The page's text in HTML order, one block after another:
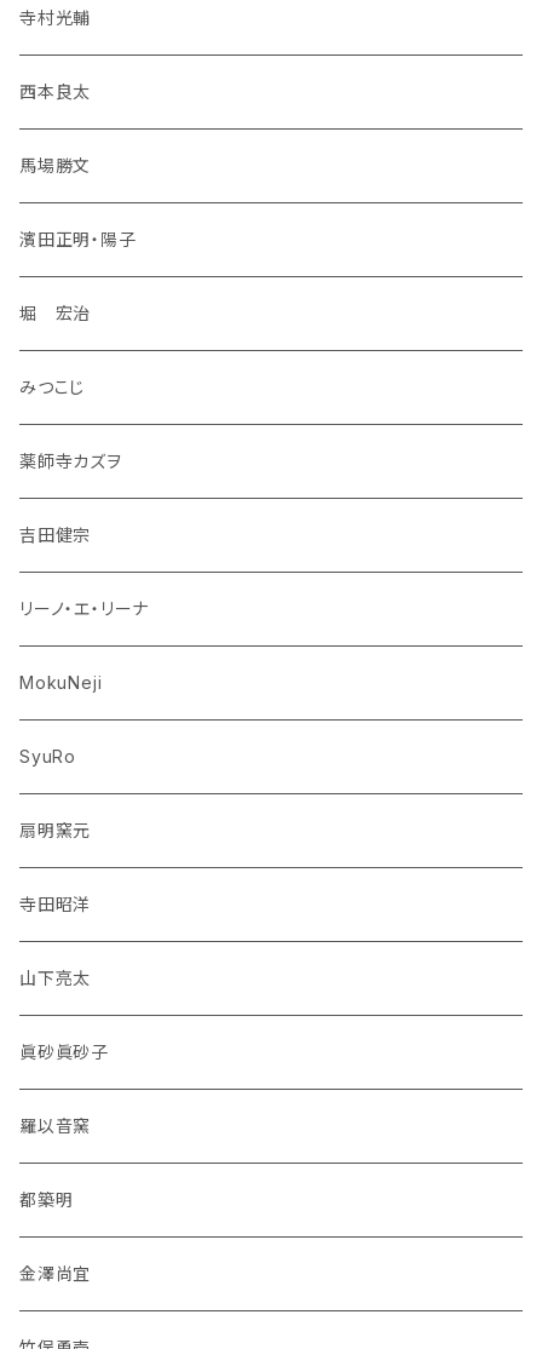
寺村光輔
西本良太
馬場勝文
濱田正明・陽子
堀 宏治
みつこじ
薬師寺カズヲ
吉田健宗
リーノ・エ・リーナ
MokuNeji
SyuRo
扇明窯元
寺田昭洋
山下亮太
眞砂眞砂子
羅以音窯
都築明
金澤尚宜